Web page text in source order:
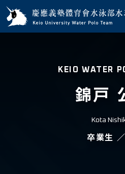
KEIO WATER
錦戸
Kota
卒業生 ／